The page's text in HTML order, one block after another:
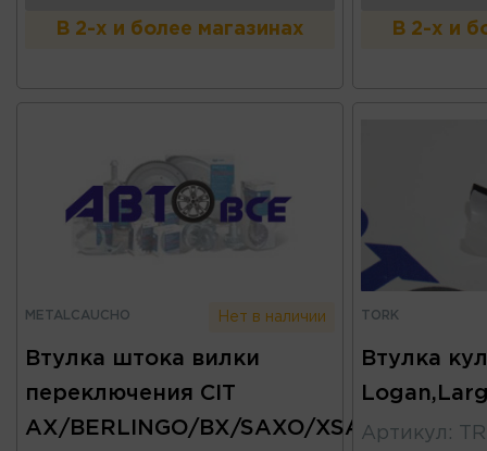
В 2-х и более магазинах В 2-х и
METALCAUCHO Нет в наличии
Втулка штока вилки
переключения CIT
AX/BERLINGO/BX/SAXO/XSARA/PGT
TORK
Втулка
Артикул :